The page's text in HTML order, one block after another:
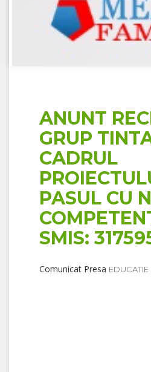
ANUNT
GRUP
CADRUL
PASUL CU
SMIS:
Comunicat Presa EDUCATIE